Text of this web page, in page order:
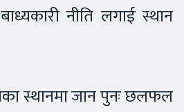
नीति लगाई स्थान
स्थानमा जान पुनः छलफल